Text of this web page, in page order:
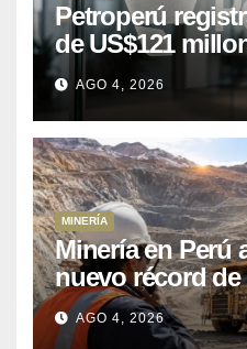
Petroperú
de US$121
primer semestre
AGO 4, 2026
MINERÍA
Minería en Perú
nuevo récord
crecen los
insta a
AGO 4, 2026